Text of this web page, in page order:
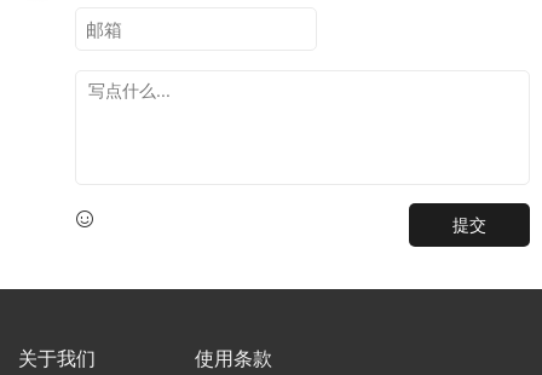
提交
关于我们 使用条款